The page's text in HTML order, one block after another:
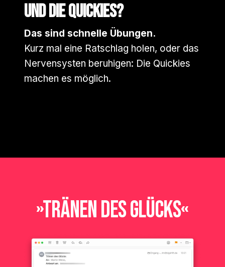
Und die Quickies?
Das sind schnelle Übungen.
Kurz mal eine Ratschlag holen, oder das
Nervensysten beruhigen: Die Quickies
machen es möglich.
»TRÄNEN DES GLÜCKS«